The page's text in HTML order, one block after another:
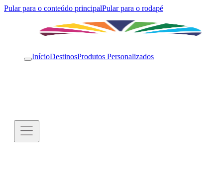
Pular para o conteúdo principalPular para o rodapé
InícioDestinosProdutos Personalizados